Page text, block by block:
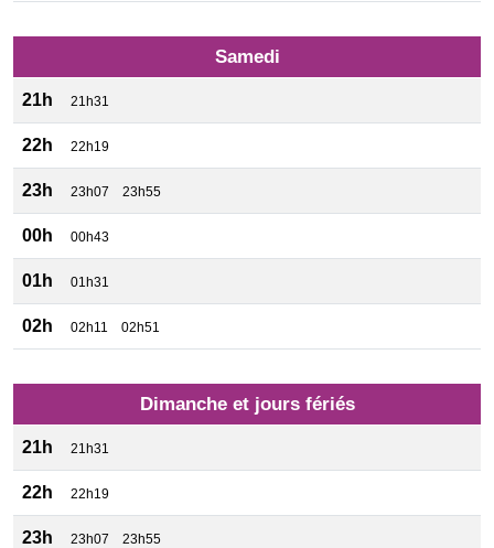
Samedi
21h 21h31
22h 22h19
23h 23h07 23h55
00h 00h43
01h 01h31
02h 02h11 02h51
Dimanche et jours fériés
21h 21h31
22h 22h19
23h 23h07 23h55